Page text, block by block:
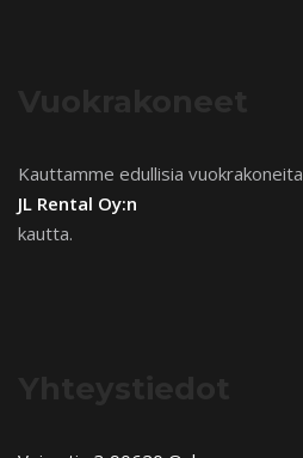
Kauttamme edullisia vuokrakoneita
JL Rental Oy:n
kautta.